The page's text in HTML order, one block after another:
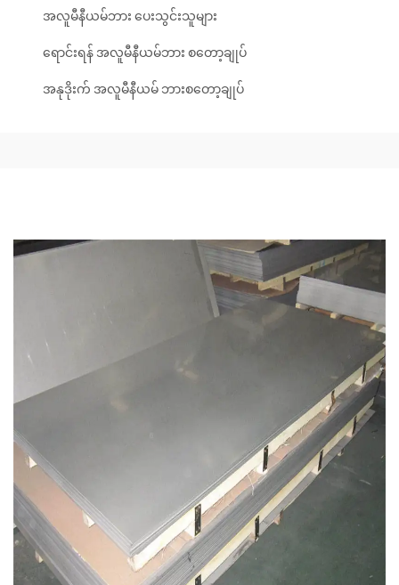
အလူမီနီယမ်ဘား ပေးသွင်းသူများ
ရောင်းရန် အလူမီနီယမ်ဘား စတော့ချုပ်
အနုဒိုးက် အလူမီနီယမ် ဘားစတော့ချုပ်